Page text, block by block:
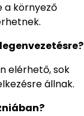
a környező
elérhető, sok
állnak.